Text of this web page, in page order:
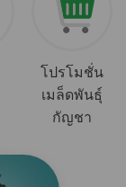
โปรโมชั่น
เมล็ดพันธุ์
กัญชา